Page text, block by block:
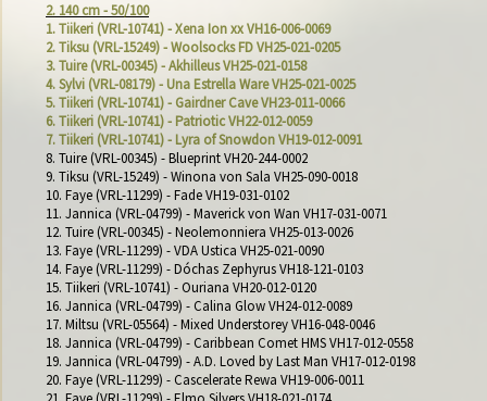
2. 140 cm - 50/100
1. Tiikeri (VRL-10741) - Xena Ion xx VH16-006-0069
2. Tiksu (VRL-15249) - Woolsocks FD VH25-021-0205
3. Tuire (VRL-00345) - Akhilleus VH25-021-0158
4. Sylvi (VRL-08179) - Una Estrella Ware VH25-021-0025
5. Tiikeri (VRL-10741) - Gairdner Cave VH23-011-0066
6. Tiikeri (VRL-10741) - Patriotic VH22-012-0059
7. Tiikeri (VRL-10741) - Lyra of Snowdon VH19-012-0091
8. Tuire (VRL-00345) - Blueprint VH20-244-0002
9. Tiksu (VRL-15249) - Winona von Sala VH25-090-0018
10. Faye (VRL-11299) - Fade VH19-031-0102
11. Jannica (VRL-04799) - Maverick von Wan VH17-031-0071
12. Tuire (VRL-00345) - Neolemonniera VH25-013-0026
13. Faye (VRL-11299) - VDA Ustica VH25-021-0090
14. Faye (VRL-11299) - Dóchas Zephyrus VH18-121-0103
15. Tiikeri (VRL-10741) - Ouriana VH20-012-0120
16. Jannica (VRL-04799) - Calina Glow VH24-012-0089
17. Miltsu (VRL-05564) - Mixed Understorey VH16-048-0046
18. Jannica (VRL-04799) - Caribbean Comet HMS VH17-012-0558
19. Jannica (VRL-04799) - A.D. Loved by Last Man VH17-012-0198
20. Faye (VRL-11299) - Cascelerate Rewa VH19-006-0011